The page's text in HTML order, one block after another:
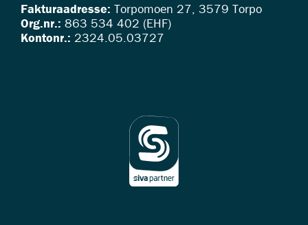
Fakturaadresse: Torpomoen 27, 3579 Torpo
Org.nr.: 863 534 402 (EHF)
Kontonr.: 2324.05.03727